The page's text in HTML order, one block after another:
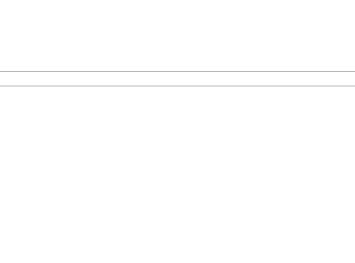
車發生小事故。只是小小擦撞，看來是沒有什麼大礙。
有受損。
該是最基本的態度吧！
深藏於內心的準繩，在面臨抉擇時的一項依據。